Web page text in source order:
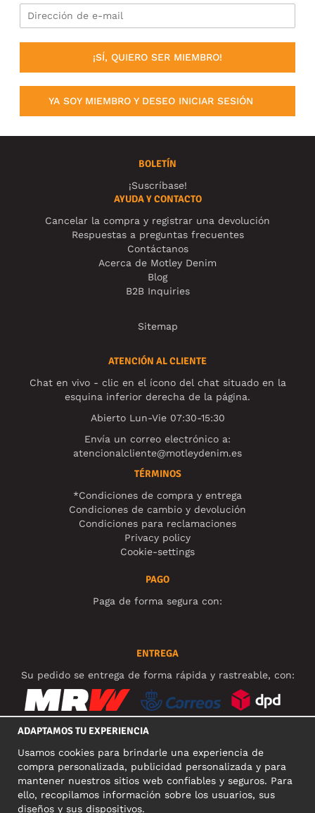
¡SÍ, QUIERO SER MIEMBRO!
YA SOY MIEMBRO Y DESEO INICIAR SESIÓN
BOLETÍN
¡Suscríbase!
AYUDA Y CONTACTO
Cancelar la compra y registrar una devolución
Respuestas a preguntas frecuentes
Contáctanos
Acerca de Motley Denim
Blog
B2B Inquiries
Sitemap
ATENCIÓN AL CLIENTE
Chat en vivo - clic en el ícono del chat situado en la
esquina inferior derecha de la página.
Abierto Lun-Vie 07:30-15:30
Envía un correo electrónico a:
atencionalcliente@motleydenim.es
TÉRMINOS
*Condiciones de compra y entrega
Condiciones de cambio y devolución
Condiciones para reclamaciones
Privacy policy
Cookie-settings
PAGO
Paga de forma segura con:
ENTREGA
Su pedido se entrega de forma rápida y rastreable, con:
REDES SOCIALES
ADAPTAMOS TU EXPERIENCIA
Usamos cookies para brindarle una experiencia de
compra personalizada, publicidad personalizada y para
mantener nuestros sitios web confiables y seguros. Para
ello, recopilamos información sobre los usuarios, sus
diseños y sus dispositivos.